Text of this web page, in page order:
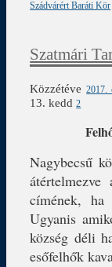
Szádvárért Baráti Kör
Szatmári
Közzétéve2017.
13. kedd 2
Nagybecsű
címének, ha
Ugyanis
község déli
esőfelhők